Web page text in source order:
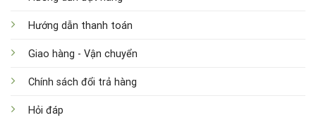
Hướng dẫn thanh toán
Giao hàng - Vận chuyển
Chính sách đổi trả hàng
Hỏi đáp